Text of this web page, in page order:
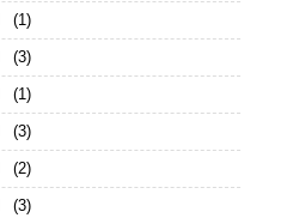
(1)
(3)
(1)
(3)
(2)
(3)